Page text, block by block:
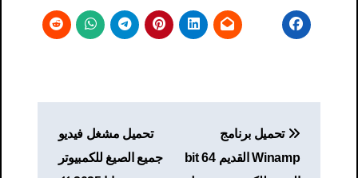
المقالات
تحميل برنامج
Winamp القديم 64 bit
تحميل مشغل فيديو
جميع الصيغ للكمبيوتر